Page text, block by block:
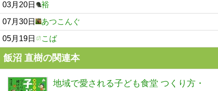
03月20日 裕
07月30日 あつこんぐ
05月19日 こば
飯沼 直樹の関連本
地域で愛される子ども食堂 つくり方・